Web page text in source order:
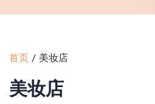
首页 / 美妆店
美妆店